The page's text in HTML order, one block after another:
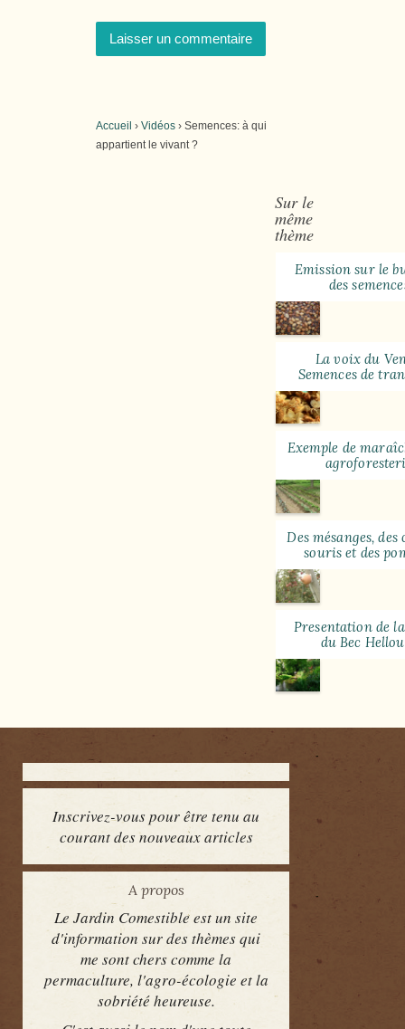
Accueil › Vidéos › Semences: à qui
appartient le vivant ?
Sur le
même
thème
Emission sur le
des
La voix du
Semences de
Exemple de
Des mésanges,
souris et des
Presentation de
du Bec
Inscrivez-vous pour être tenu au
courant des nouveaux articles
A propos
Le Jardin Comestible est un site
d'information sur des thèmes qui
me sont chers comme la
permaculture, l'agro-écologie et la
sobriété heureuse.